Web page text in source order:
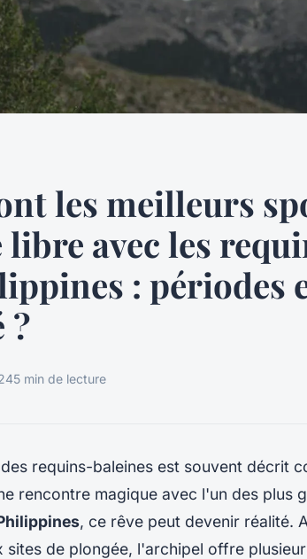
les meilleurs
libre avec les
: périodes
?
5 min de lecture
requins-baleines est souvent décrit
rencontre magique avec l'un des plus
, ce rêve peut devenir réalité.
sites de plongée, l'archipel offre